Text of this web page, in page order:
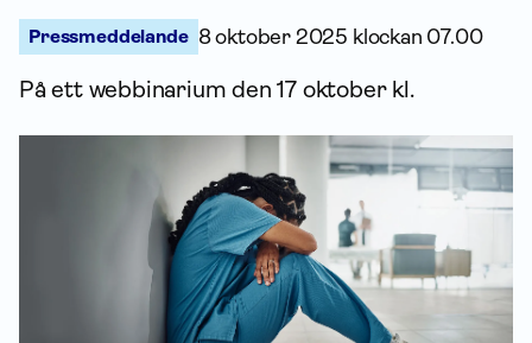
Pressmeddelande 8 oktober 2025 klockan 07.00
På ett webbinarium den 17 oktober kl.